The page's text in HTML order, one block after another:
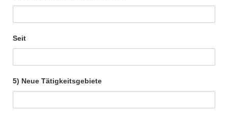
Seit
5) Neue Tätigkeitsgebiete